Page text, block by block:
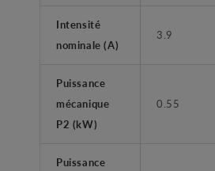
Intensité
nominale (A)
3.9
Puissance
mécanique
P2 (kW)
0.55
Puissance